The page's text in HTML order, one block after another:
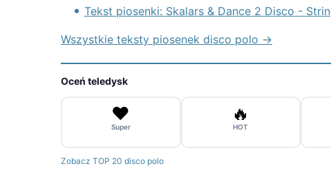
Tekst piosenki: Skalars & Dance 2 Disco -
Wszystkie teksty piosenek disco polo →
Oceń teledysk
❤️
Super
🔥
HOT
Zobacz TOP 20 disco polo